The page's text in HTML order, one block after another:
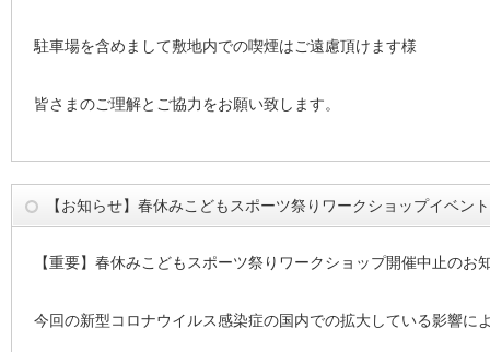
駐車場を含めまして敷地内での喫煙はご遠慮頂けます様
皆さまのご理解とご協力をお願い致します。
【お知らせ】春休みこどもスポーツ祭りワークショップイベン
【重要】春休みこどもスポーツ祭りワークショップ開催中止のお
今回の新型コロナウイルス感染症の国内での拡大している影響に